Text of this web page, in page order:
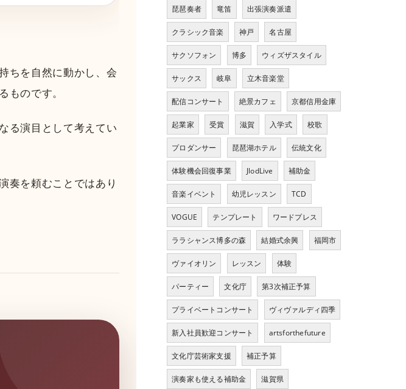
ちを自然に動かし、会
ものです。
る演目として考えてい
奏を頼むことではあり
琵琶奏者 竜笛 出張演奏派遣
クラシック音楽 神戸 名古屋
サクソフォン 博多 ウィズザスタイル
サックス 岐阜 立木音楽堂
配信コンサート 絶景カフェ 京都信用金庫
起業家 受賞 滋賀 入学式 校歌
プロダンサー 琵琶湖ホテル 伝統文化
体験機会回復事業 JlodLive 補助金
音楽イベント 幼児レッスン TCD
VOGUE テンプレート ワードプレス
ララシャンス博多の森 結婚式余興 福岡市
ヴァイオリン レッスン 体験
パーティー 文化庁 第3次補正予算
プライベートコンサート ヴィヴァルディ四季
新入社員歓迎コンサート artsforthefuture
文化庁芸術家支援 補正予算
演奏家も使える補助金 滋賀県